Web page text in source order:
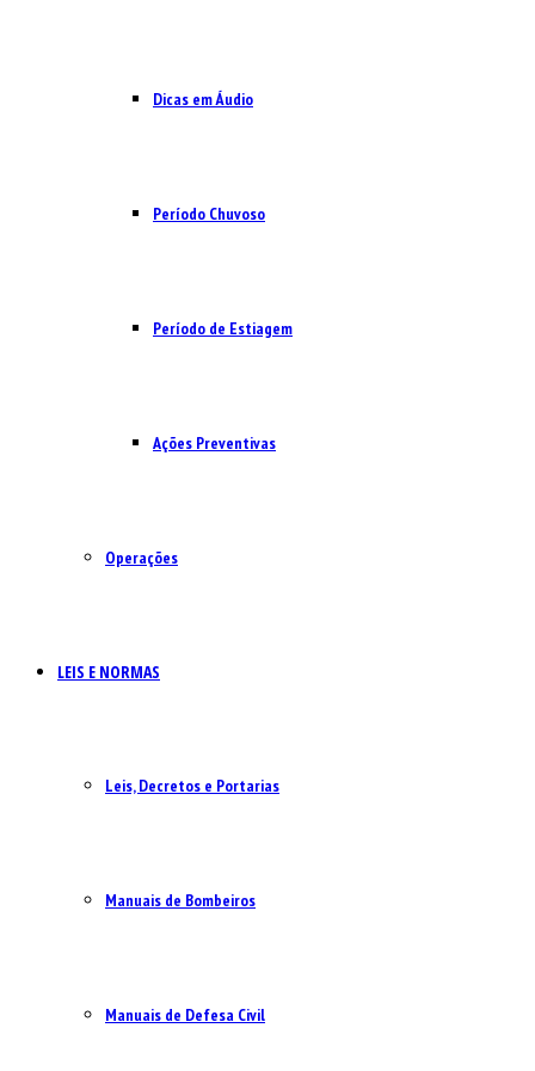
Dicas em Áudio
Período Chuvoso
Período de Estiagem
Ações Preventivas
Operações
LEIS E NORMAS
Leis, Decretos e Portarias
Manuais de Bombeiros
Manuais de Defesa Civil